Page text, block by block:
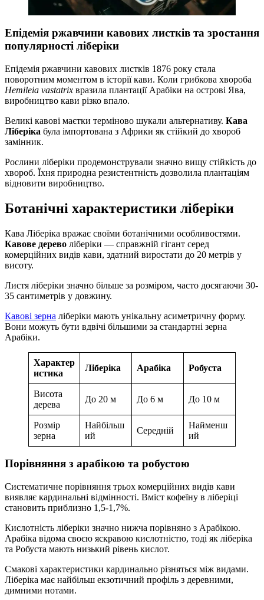
Епідемія ржавчини кавових листків та зростання
популярності ліберіки
Епідемія ржавчини кавових листків 1876 року стала
поворотним моментом в історії кави. Коли грибкова хвороба
Hemileia vastatrix вразила плантації Арабіки на острові Ява,
виробництво кави різко впало.
Великі кавові маєтки терміново шукали альтернативу. Кава
Ліберіка була імпортована з Африки як стійкий до хвороб
замінник.
Рослини ліберіки продемонстрували значно вищу стійкість до
хвороб. Їхня природна резистентність дозволила плантаціям
відновити виробництво.
Ботанічні характеристики ліберіки
Кава Ліберіка вражає своїми ботанічними особливостями.
Кавове дерево ліберіки — справжній гігант серед
комерційних видів кави, здатний виростати до 20 метрів у
висоту.
Листя ліберіки значно більше за розміром, часто досягаючи 30-
35 сантиметрів у довжину.
Кавові зерна ліберіки мають унікальну асиметричну форму.
Вони можуть бути вдвічі більшими за стандартні зерна
Арабіки.
Характер
истика
Ліберіка Арабіка Робуста
Висота
дерева
До 20 м До 6 м До 10 м
Розмір
зерна
Найбільш
ий
Середній
Найменш
ий
Порівняння з арабікою та робустою
Систематичне порівняння трьох комерційних видів кави
виявляє кардинальні відмінності. Вміст кофеїну в ліберіці
становить приблизно 1,5-1,7%.
Кислотність ліберіки значно нижча порівняно з Арабікою.
Арабіка відома своєю яскравою кислотністю, тоді як ліберіка
та Робуста мають низький рівень кислот.
Смакові характеристики кардинально різняться між видами.
Ліберіка має найбільш екзотичний профіль з деревними,
димними нотами.